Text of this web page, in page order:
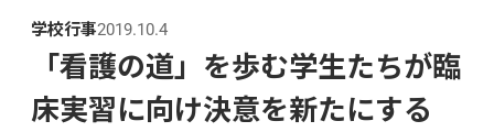
学校行事2019.10.4
「看護の道」を歩む学生たちが臨
床実習に向け決意を新たにする